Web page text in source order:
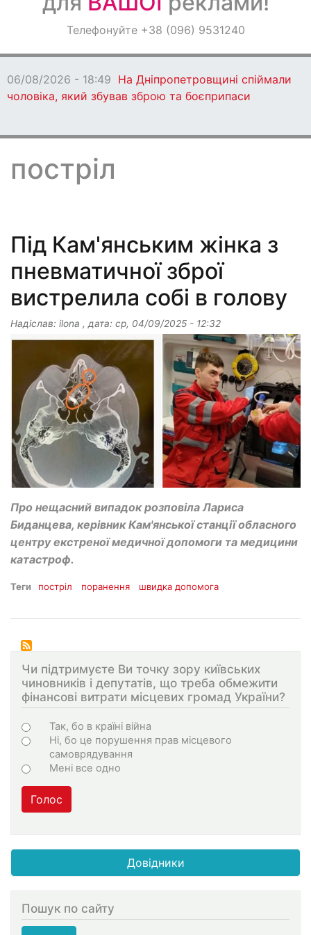
ОголошенняТелефонуйте +38 (096) 9531240
06/08/2026 - 18:49 На Дніпропетровщині спіймали
чоловіка, який збував зброю та боєприпаси
постріл
Під Кам'янським жінка з
пневматичної зброї
вистрелила собі в голову
Надіслав: ilona , дата: ср, 04/09/2025 - 12:32
Про нещасний випадок розповіла Лариса
Биданцева, керівник Кам'янської станції обласного
центру екстреної медичної допомоги та медицини
катастроф.
Теги постріл поранення швидка допомога
Чи підтримуєте Ви точку зору київських
чиновників і депутатів, що треба обмежити
фінансові витрати місцевих громад України?
Варіанти
Так, бо в країні війна
Ні, бо це порушення прав місцевого
самоврядування
Мені все одно
Голос
Довідники
Пошук по сайту